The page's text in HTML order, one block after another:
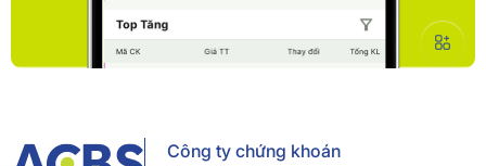
Công ty chứng khoán